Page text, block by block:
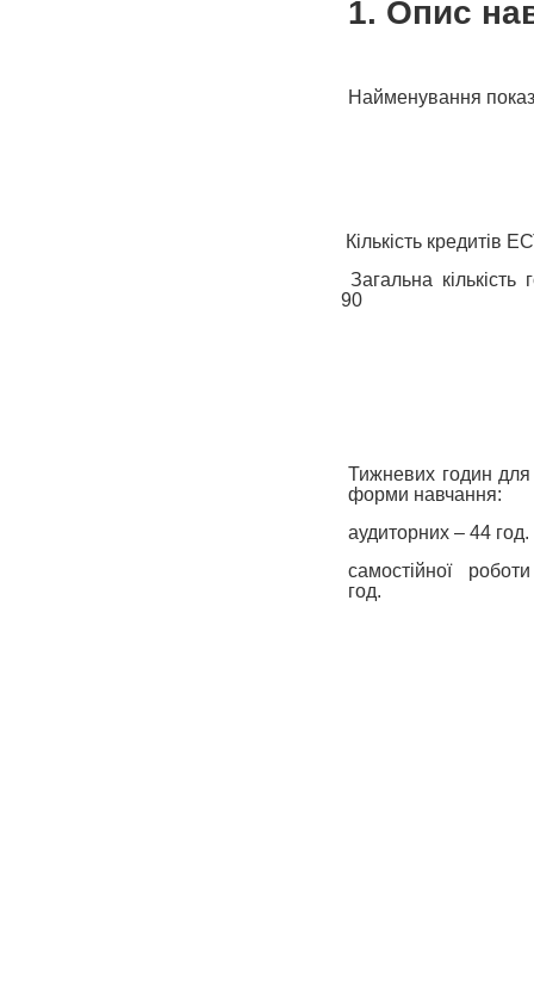
1. Опис
Найменування
Кількість кредитів
Загальна кількість
90
Тижневих годин для
форми навчання:
аудиторних – 44 год.
самостійної
год.